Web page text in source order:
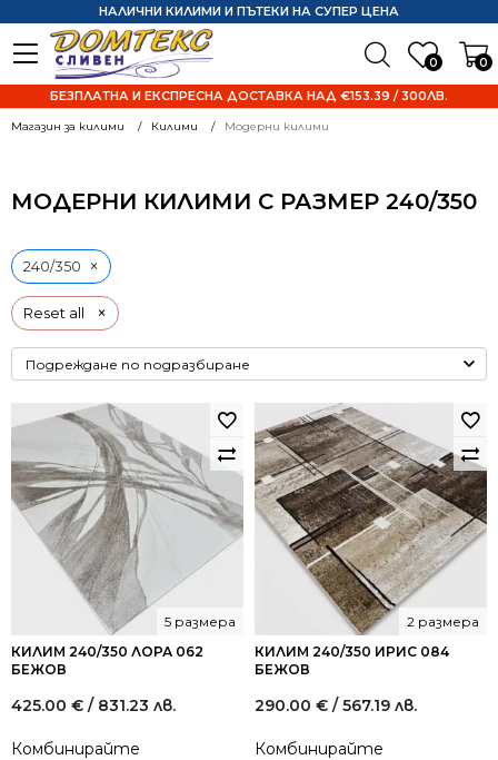
0 0
НАЛИЧНИ КИЛИМИ И ПЪТЕКИ НА СУПЕР ЦЕНА
БЕЗПЛАТНА И ЕКСПРЕСНА ДОСТАВКА НАД €153.39 / 300ЛВ.
Магазин за килими Килими Модерни килими
МОДЕРНИ КИЛИМИ С РАЗМЕР 240/350
Reset all ×
240/350 ×
КИЛИМ 240/350 ЛОРА 062
БЕЖОВ
5 размера
425.00 € / 831.23 лв.
Комбинирайте
КИЛИМ 240/350 ИРИС 084
БЕЖОВ
2 размера
290.00 € / 567.19 лв.
Комбинирайте